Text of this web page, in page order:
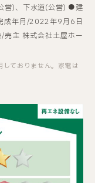
営)、下水道(公営)
建
成年月/2022年9月6日
/売主 株式会社土屋ホー
ておりません。家電は